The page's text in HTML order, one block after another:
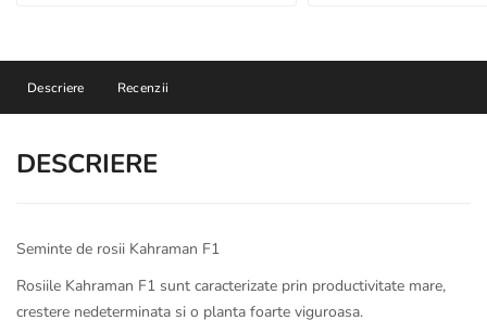
Descriere Recenzii
DESCRIERE
Seminte de rosii Kahraman F1
Rosiile Kahraman F1 sunt caracterizate prin productivitate mare,
crestere nedeterminata si o planta foarte viguroasa.